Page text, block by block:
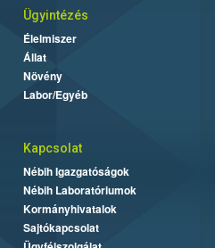
Ügyintézés
Élelmiszer
Állat
Növény
Labor/Egyéb
Kapcsolat
Nébih Igazgatóságok
Nébih Laboratóriumok
Kormányhivatalok
Sajtókapcsolat